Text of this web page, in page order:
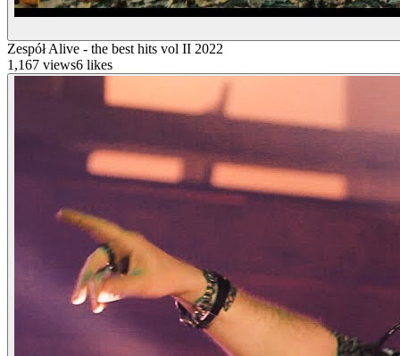
Zespół Alive - the best hits vol II 2022
1,167 views6 likes